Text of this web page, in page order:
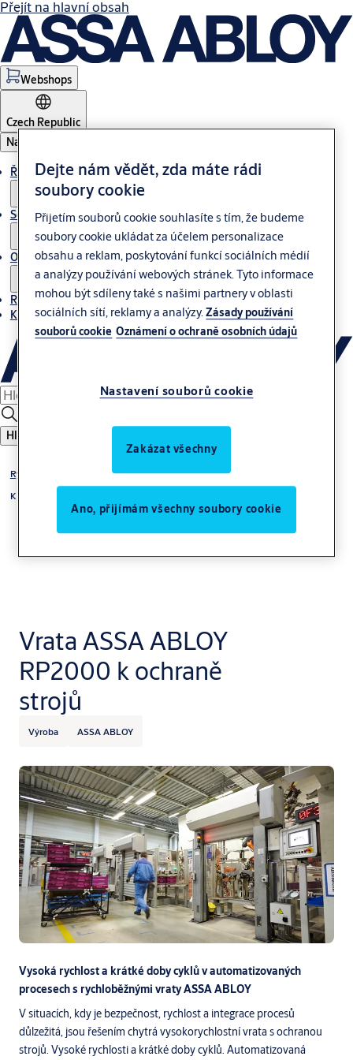
Přejít na hlavní obsah
Webshops
Czech Republic
Nabídka
Řešení
Servis
O nás
Reference
Kontakt
Hledat
Rychloběžná vrata
K ochraně strojů
Vrata ASSA ABLOY
RP2000 k ochraně
strojů
Výroba ASSA ABLOY
Vysoká rychlost a krátké doby cyklů v automatizovaných
procesech s rychloběžnými vraty ASSA ABLOY
V situacích, kdy je bezpečnost, rychlost a integrace procesů
důlzežitá, jsou řešením chytrá vysokorychlostní vrata s ochranou
strojů. Vysoké rychlosti a krátké doby cyklů. Automatizovaná
Dejte nám vědět, zda máte rádi
soubory cookie
Přijetím souborů cookie souhlasíte s tím, že budeme
soubory cookie ukládat za účelem personalizace
obsahu a reklam, poskytování funkcí sociálních médií
a analýzy používání webových stránek. Tyto informace
mohou být sdíleny také s našimi partnery v oblasti
sociálních sítí, reklamy a analýzy.Zásady používání
souborů cookie Oznámení o ochraně osobních údajů
Nastavení souborů cookie
Zakázat všechny
Ano, přijímám všechny soubory cookie